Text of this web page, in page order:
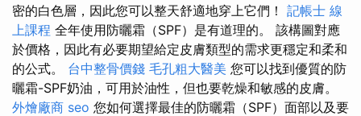
密的白色層，因此您可以整天舒適地穿上它們！ 記帳士 線
上課程 全年使用防曬霜（SPF）是有道理的。 該構圖對應
於價格，因此有必要期望給定皮膚類型的需求更穩定和柔和
的公式。 台中整骨價錢 毛孔粗大醫美 您可以找到優質的防
曬霜-SPF奶油，可用於油性，但也要乾燥和敏感的皮膚。
外燴廠商 seo 您如何選擇最佳的防曬霜（SPF）面部以及要